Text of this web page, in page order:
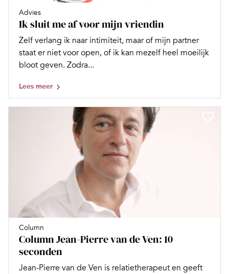
Advies
Ik sluit me af voor mijn vriendin
Zelf verlang ik naar intimiteit, maar of mijn partner
staat er niet voor open, of ik kan mezelf heel moeilijk
bloot geven. Zodra...
Lees meer
Column
Column Jean-Pierre van de Ven: 10
seconden
Jean-Pierre van de Ven is relatietherapeut en geeft